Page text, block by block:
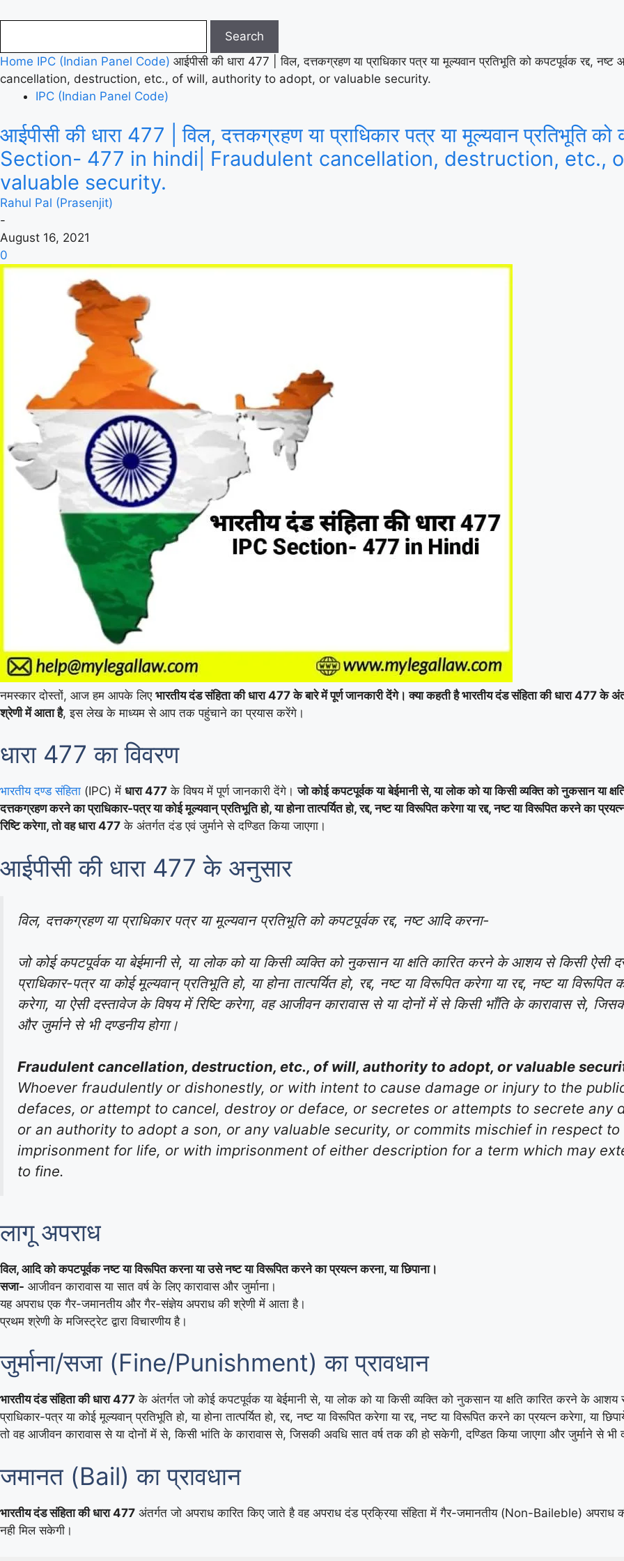
Home IPC (Indian Panel Code) आईपीसी की धारा 477 | विल, दत्तकग्रहण या प्राधिकार पत्र या मूल्यवान प्रतिभूति को कपटपूर्वक
cancellation, destruction, etc., of will, authority to adopt, or valuable security.
IPC (Indian Panel Code)
आईपीसी की धारा 477 | विल, दत्तकग्रहण या प्राधिकार पत्र या मूल्यवान प्रतिभूति
Section- 477 in hindi| Fraudulent cancellation, destruction, etc.,
valuable security.
Rahul Pal (Prasenjit)
-
August 16, 2021
0
नमस्कार दोस्तों, आज हम आपके लिए भारतीय दंड संहिता की धारा 477 के बारे में पूर्ण जानकारी देंगे। क्या कहती है भारतीय दंड संहिता की धारा
श्रेणी में आता है, इस लेख के माध्यम से आप तक पहुंचाने का प्रयास करेंगे।
धारा 477 का विवरण
भारतीय दण्ड संहिता (IPC) में धारा 477 के विषय में पूर्ण जानकारी देंगे।जो कोई कपटपूर्वक या बेईमानी से, या लोक को या किसी व्यक्ति को नुकसान या
दत्तकग्रहण करने का प्राधिकार-पत्र या कोई मूल्यवान् प्रतिभूति हो, या होना तात्पर्यित हो, रद्द, नष्ट या विरूपित करेगा या रद्द, नष्ट या विरूपित करने का
रिष्टि करेगा, तो वह धारा 477 के अंतर्गत दंड एवं जुर्माने से दण्डित किया जाएगा।
आईपीसी की धारा 477 के अनुसार
विल, दत्तकग्रहण या प्राधिकार पत्र या मूल्यवान प्रतिभूति को कपटपूर्वक रद्द, नष्ट आदि करना-
जो कोई कपटपूर्वक या बेईमानी से, या लोक को या किसी व्यक्ति को नुकसान या क्षति कारित करने के आशय से किसी
प्राधिकार-पत्र या कोई मूल्यवान् प्रतिभूति हो, या होना तात्पर्यित हो, रद्द, नष्ट या विरूपित करेगा या रद्द, नष्ट या
करेगा, या ऐसी दस्तावेज के विषय में रिष्टि करेगा, वह आजीवन कारावास से या दोनों में से किसी भाँति के कारावास से,
और जुर्माने से भी दण्डनीय होगा।
Fraudulent cancellation, destruction, etc., of will, authority to adopt, or valuable
Whoever fraudulently or dishonestly, or with intent to cause damage or injury to the
defaces, or attempt to cancel, destroy or deface, or secretes or attempts to secrete any
or an authority to adopt a son, or any valuable security, or commits mischief in respect
imprisonment for life, or with imprisonment of either description for a term which may
to fine.
लागू अपराध
विल, आदि को कपटपूर्वक नष्ट या विरूपित करना या उसे नष्ट या विरूपित करने का प्रयत्न करना, या छिपाना।
सजा- आजीवन कारावास या सात वर्ष के लिए कारावास और जुर्माना।
यह अपराध एक गैर-जमानतीय और गैर-संज्ञेय अपराध की श्रेणी में आता है।
प्रथम श्रेणी के मजिस्ट्रेट द्वारा विचारणीय है।
जुर्माना/सजा (Fine/Punishment) का प्रावधान
भारतीय दंड संहिता की धारा 477 के अंतर्गत जो कोई कपटपूर्वक या बेईमानी से, या लोक को या किसी व्यक्ति को नुकसान या क्षति कारित करने के
प्राधिकार-पत्र या कोई मूल्यवान् प्रतिभूति हो, या होना तात्पर्यित हो, रद्द, नष्ट या विरूपित करेगा या रद्द, नष्ट या विरूपित करने का प्रयत्न करेगा, या
तो वह आजीवन कारावास से या दोनों में से, किसी भांति के कारावास से, जिसकी अवधि सात वर्ष तक की हो सकेगी, दण्डित किया जाएगा और जुर्माने से भी
जमानत (Bail) का प्रावधान
भारतीय दंड संहिता की धारा 477 अंतर्गत जो अपराध कारित किए जाते है वह अपराध दंड प्रक्रिया संहिता में गैर-जमानतीय (Non-Baileble)
नही मिल सकेगी।